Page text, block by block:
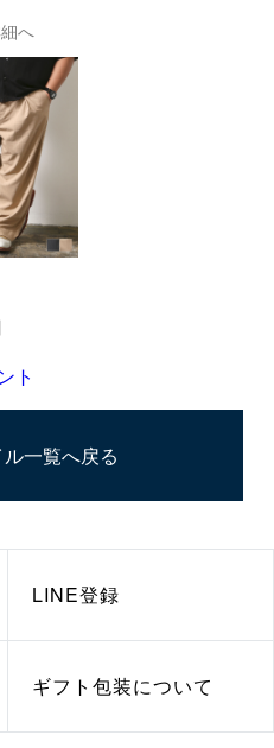
へ
ト
一覧へ戻る
LINE登録
ギフト包装について